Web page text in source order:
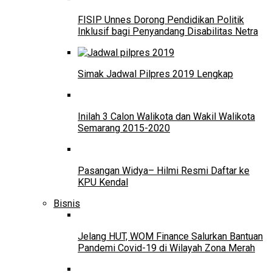
FISIP Unnes Dorong Pendidikan Politik
Inklusif bagi Penyandang Disabilitas Netra
Simak Jadwal Pilpres 2019 Lengkap
Inilah 3 Calon Walikota dan Wakil Walikota
Semarang 2015-2020
Pasangan Widya– Hilmi Resmi Daftar ke
KPU Kendal
Bisnis
Jelang HUT, WOM Finance Salurkan Bantuan
Pandemi Covid-19 di Wilayah Zona Merah